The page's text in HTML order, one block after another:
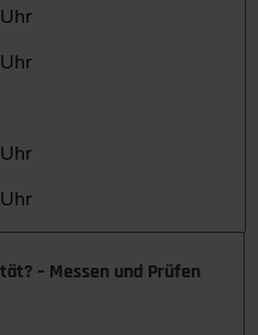
– Messen und Prüfen